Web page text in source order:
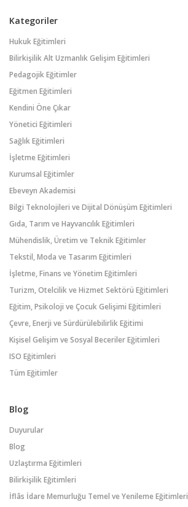
Kategoriler
Hukuk Eğitimleri
Bilirkişilik Alt Uzmanlık Gelişim Eğitimleri
Pedagojik Eğitimler
Eğitmen Eğitimleri
Kendini Öne Çıkar
Yönetici Eğitimleri
Sağlık Eğitimleri
İşletme Eğitimleri
Kurumsal Eğitimler
Ebeveyn Akademisi
Bilgi Teknolojileri ve Dijital Dönüşüm Eğitimleri
Gıda, Tarım ve Hayvancılık Eğitimleri
Mühendislik, Üretim ve Teknik Eğitimler
Tekstil, Moda ve Tasarım Eğitimleri
İşletme, Finans ve Yönetim Eğitimleri
Turizm, Otelcilik ve Hizmet Sektörü Eğitimleri
Eğitim, Psikoloji ve Çocuk Gelişimi Eğitimleri
Çevre, Enerji ve Sürdürülebilirlik Eğitimi
Kişisel Gelişim ve Sosyal Beceriler Eğitimleri
ISO Eğitimleri
Tüm Eğitimler
Blog
Duyurular
Blog
Uzlaştırma Eğitimleri
Bilirkişilik Eğitimleri
İflâs İdare Memurluğu Temel ve Yenileme Eğitimleri